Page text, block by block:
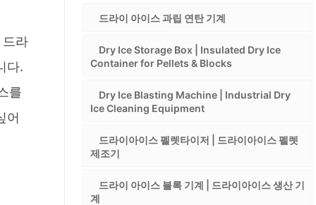
라
다.
를
어
드라이 아이스 과립 연탄 기계
Dry Ice Storage Box | Insulated Dry Ice
Container for Pellets & Blocks
Dry Ice Blasting Machine | Industrial Dry
Ice Cleaning Equipment
드라이아이스 펠렛타이저 | 드라이아이스 펠렛
제조기
드라이 아이스 블록 기계 | 드라이아이스 생산 기
계